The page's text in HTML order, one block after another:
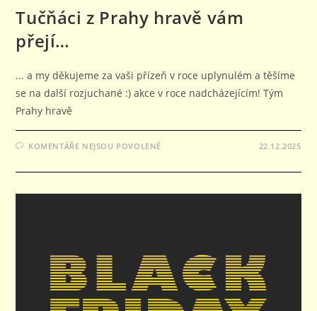
Tučňáci z Prahy hravě vám
přejí…
... a my děkujeme za vaši přízeň v roce uplynulém a těšíme
se na další rozjuchané :) akce v roce nadcházejícím! Tým
Prahy hravě
KOMENTÁŘE NEJSOU POVOLENÉ
NÁZVEM
Z
22.12.2025